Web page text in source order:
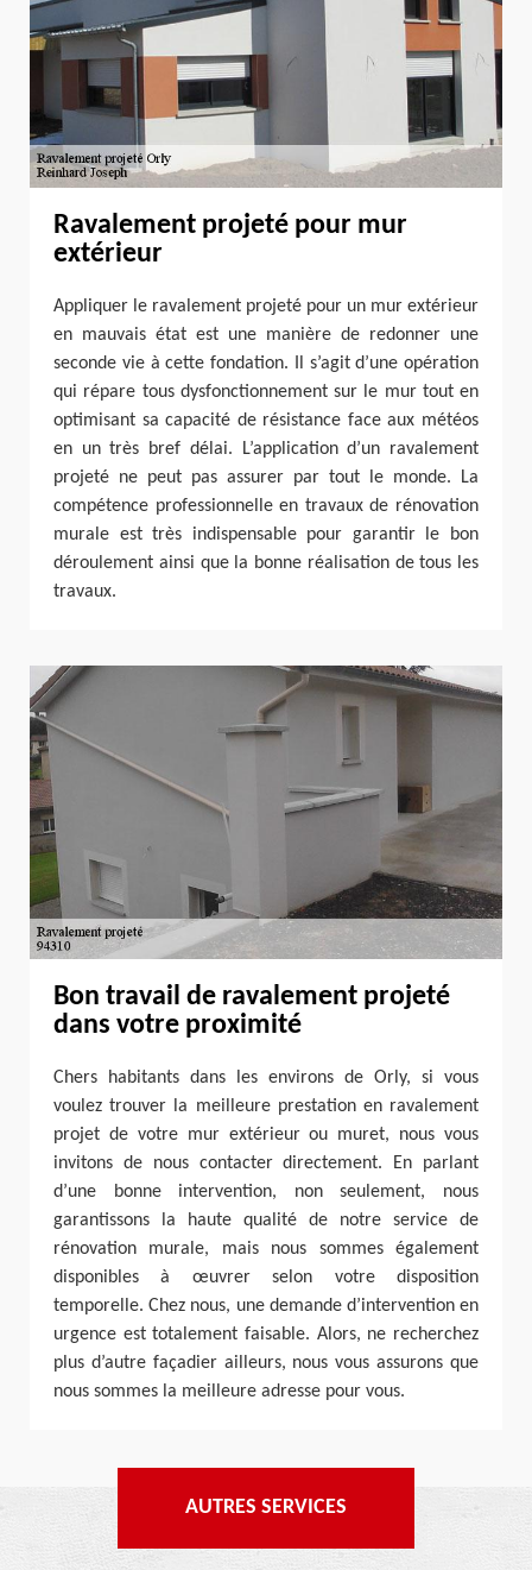
Ravalement projeté pour mur
extérieur
Appliquer le ravalement projeté pour un mur extérieur
en mauvais état est une manière de redonner une
seconde vie à cette fondation. Il s’agit d’une opération
qui répare tous dysfonctionnement sur le mur tout en
optimisant sa capacité de résistance face aux météos
en un très bref délai. L’application d’un ravalement
projeté ne peut pas assurer par tout le monde. La
compétence professionnelle en travaux de rénovation
murale est très indispensable pour garantir le bon
déroulement ainsi que la bonne réalisation de tous les
travaux.
Bon travail de ravalement projeté
dans votre proximité
Chers habitants dans les environs de Orly, si vous
voulez trouver la meilleure prestation en ravalement
projet de votre mur extérieur ou muret, nous vous
invitons de nous contacter directement. En parlant
d’une bonne intervention, non seulement, nous
garantissons la haute qualité de notre service de
rénovation murale, mais nous sommes également
disponibles à œuvrer selon votre disposition
temporelle. Chez nous, une demande d’intervention en
urgence est totalement faisable. Alors, ne recherchez
plus d’autre façadier ailleurs, nous vous assurons que
nous sommes la meilleure adresse pour vous.
AUTRES SERVICES